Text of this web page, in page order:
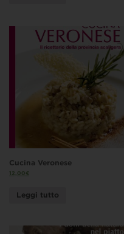
Cucina Veronese
12,00€
Leggi tutto